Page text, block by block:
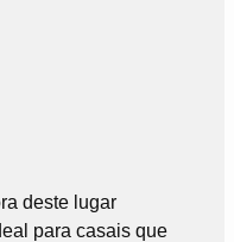
deste lugar
para casais que